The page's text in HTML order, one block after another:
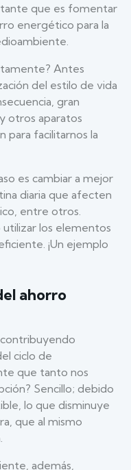
que es fomentar
energético para la
Antes
del estilo de vida
gran
otros aparatos
para facilitarnos la
es cambiar a mejor
diaria que afecten
entre otros.
los elementos
¡Un ejemplo
ahorro
contribuyendo
ciclo de
que tanto nos
Sencillo; debido
lo que disminuye
que al mismo
además,